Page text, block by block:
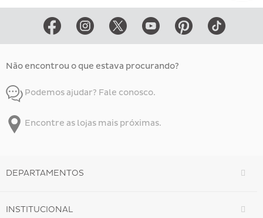
Não encontrou o que estava procurando?
Podemos ajudar? Fale conosco.
Encontre as lojas mais próximas.
DEPARTAMENTOS
INSTITUCIONAL